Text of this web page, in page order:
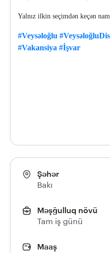
Şəhər
Bakı
Məşğulluq növü
Tam iş günü
Maaş
Yalnız ilkin seçimdən keçən
#Veysəloğlu
#Vakansiya #İşvar